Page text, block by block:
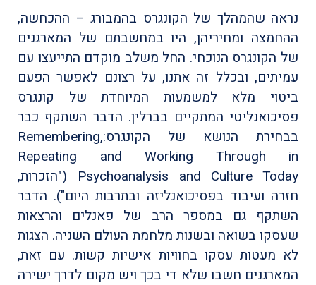
נראה שהמהלך של הקונגרס בהמבורג – ההכחשה,
ההחמצה ומחיריהן, היו במחשבתם של המארגנים
של הקונגרס הנוכחי. החל משלב מוקדם התייעצו עם
עמיתים, ובכלל זה אתנו, על רצונם לאפשר הפעם
ביטוי מלא למשמעות המיוחדת של קונגרס
פסיכואנליטי המתקיים בברלין. הדבר השתקף כבר
בבחירת הנושא של הקונגרס:Remembering,
Repeating and Working Through in
Psychoanalysis and Culture Today ("הזכרות,
חזרה ועיבוד בפסיכואנליזה ובתרבות היום"). הדבר
השתקף גם במספר הרב של פאנלים והרצאות
שעסקו בשואה ובשנות מלחמת העולם השניה. הצגות
לא מעטות עסקו בחוויות אישיות קשות. עם זאת,
המארגנים חשבו שלא די בכך ויש מקום לדרך ישירה